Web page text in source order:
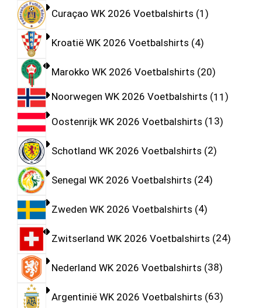
Curaçao WK 2026 Voetbalshirts 1
Kroatië WK 2026 Voetbalshirts 4
Marokko WK 2026 Voetbalshirts 20
Noorwegen WK 2026 Voetbalshirts 11
Oostenrijk WK 2026 Voetbalshirts 13
Schotland WK 2026 Voetbalshirts 2
Senegal WK 2026 Voetbalshirts 24
Zweden WK 2026 Voetbalshirts 4
Zwitserland WK 2026 Voetbalshirts 24
Nederland WK 2026 Voetbalshirts 38
Argentinië WK 2026 Voetbalshirts 63